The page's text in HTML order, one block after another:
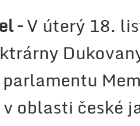
–V úterý 18.
oblasti české